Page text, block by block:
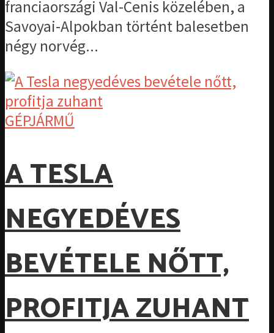
franciaországi Val-Cenis közelében, a
Savoyai-Alpokban történt balesetben
négy norvég...
GÉPJÁRMŰ
A TESLA
NEGYEDÉVES
BEVÉTELE NŐTT,
PROFITJA ZUHANT